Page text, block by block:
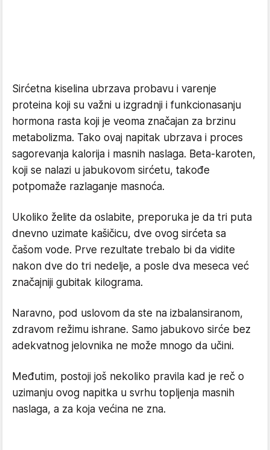
Sirćetna kiselina ubrzava probavu i varenje
proteina koji su važni u izgradnji i funkcionasanju
hormona rasta koji je veoma značajan za brzinu
metabolizma. Tako ovaj napitak ubrzava i proces
sagorevanja kalorija i masnih naslaga. Beta-karoten,
koji se nalazi u jabukovom sirćetu, takođe
potpomaže razlaganje masnoća.
Ukoliko želite da oslabite, preporuka je da tri puta
dnevno uzimate kašičicu, dve ovog sirćeta sa
čašom vode. Prve rezultate trebalo bi da vidite
nakon dve do tri nedelje, a posle dva meseca već
značajniji gubitak kilograma.
Naravno, pod uslovom da ste na izbalansiranom,
zdravom režimu ishrane. Samo jabukovo sirće bez
adekvatnog jelovnika ne može mnogo da učini.
Međutim, postoji još nekoliko pravila kad je reč o
uzimanju ovog napitka u svrhu topljenja masnih
naslaga, a za koja većina ne zna.